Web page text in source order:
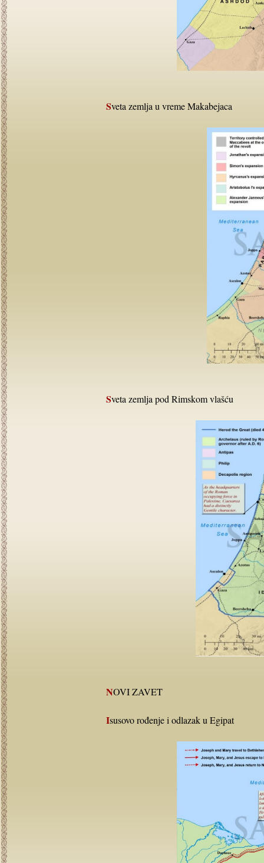
Sveta zemlja u vreme Makabejaca
Sveta zemlja pod Rimskom vlašću
NOVI ZAVET
Isusovo rođenje i odlazak u Egipat